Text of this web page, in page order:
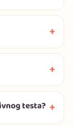
testa?